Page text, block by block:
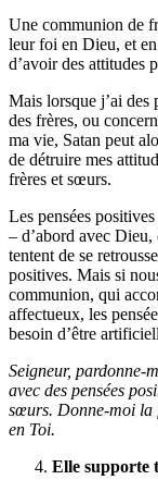
Une communion de
leur foi en Dieu, et
d’avoir des attitudes
Mais lorsque j’ai des
des frères, ou
ma vie, Satan peut
de détruire mes
frères et sœurs.
Les pensées
– d’abord avec
tentent de se
positives. Mais si
communion, qui
affectueux, les
besoin d’être
Seigneur, pardonne-
avec des pensées
sœurs. Donne-moi la
en Toi.
Elle supporte